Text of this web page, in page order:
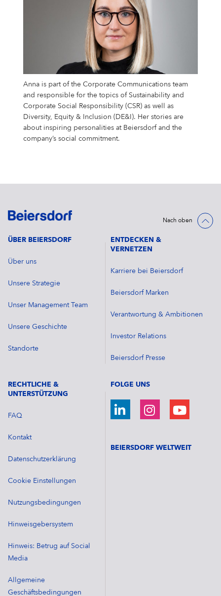
Anna is part of the Corporate Communications team
and responsible for the topics of Sustainability and
Corporate Social Responsibility (CSR) as well as
Diversity, Equity & Inclusion (DE&I). Her stories are
about inspiring personalities at Beiersdorf and the
company’s social commitment.
Nach oben
ÜBER BEIERSDORF
Über uns
Unsere Strategie
Unser Management Team
Unsere Geschichte
Standorte
ENTDECKEN &
VERNETZEN
Karriere bei Beiersdorf
Beiersdorf Marken
Verantwortung & Ambitionen
Investor Relations
Beiersdorf Presse
RECHTLICHE &
UNTERSTÜTZUNG
FAQ
Kontakt
Datenschutzerklärung
Cookie Einstellungen
Nutzungsbedingungen
Hinweisgebersystem
Hinweis: Betrug auf Social
Media
Allgemeine
Geschäftsbedingungen
FOLGE UNS
BEIERSDORF WELTWEIT